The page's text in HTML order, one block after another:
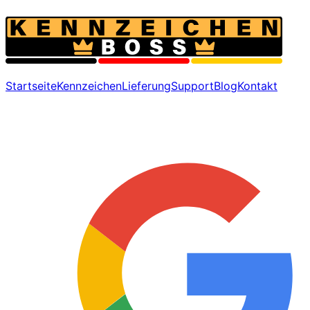
StartseiteKennzeichenLieferungSupportBlogKontakt